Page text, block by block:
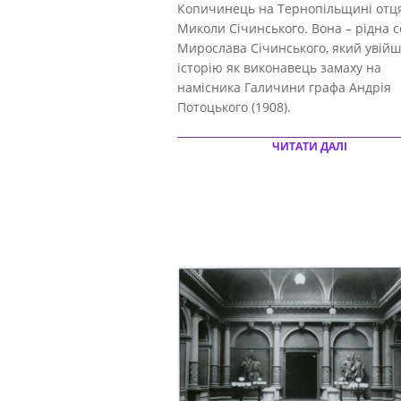
Копичинець на Тернопільщині
Миколи Січинського. Вона – рідна
Мирослава Січинського, який
історію як виконавець замаху на
намісника Галичини графа Андрія
Потоцького (1908).
ЧИТАТИ ДАЛІ